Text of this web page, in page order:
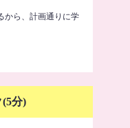
から、計画通りに学
分)